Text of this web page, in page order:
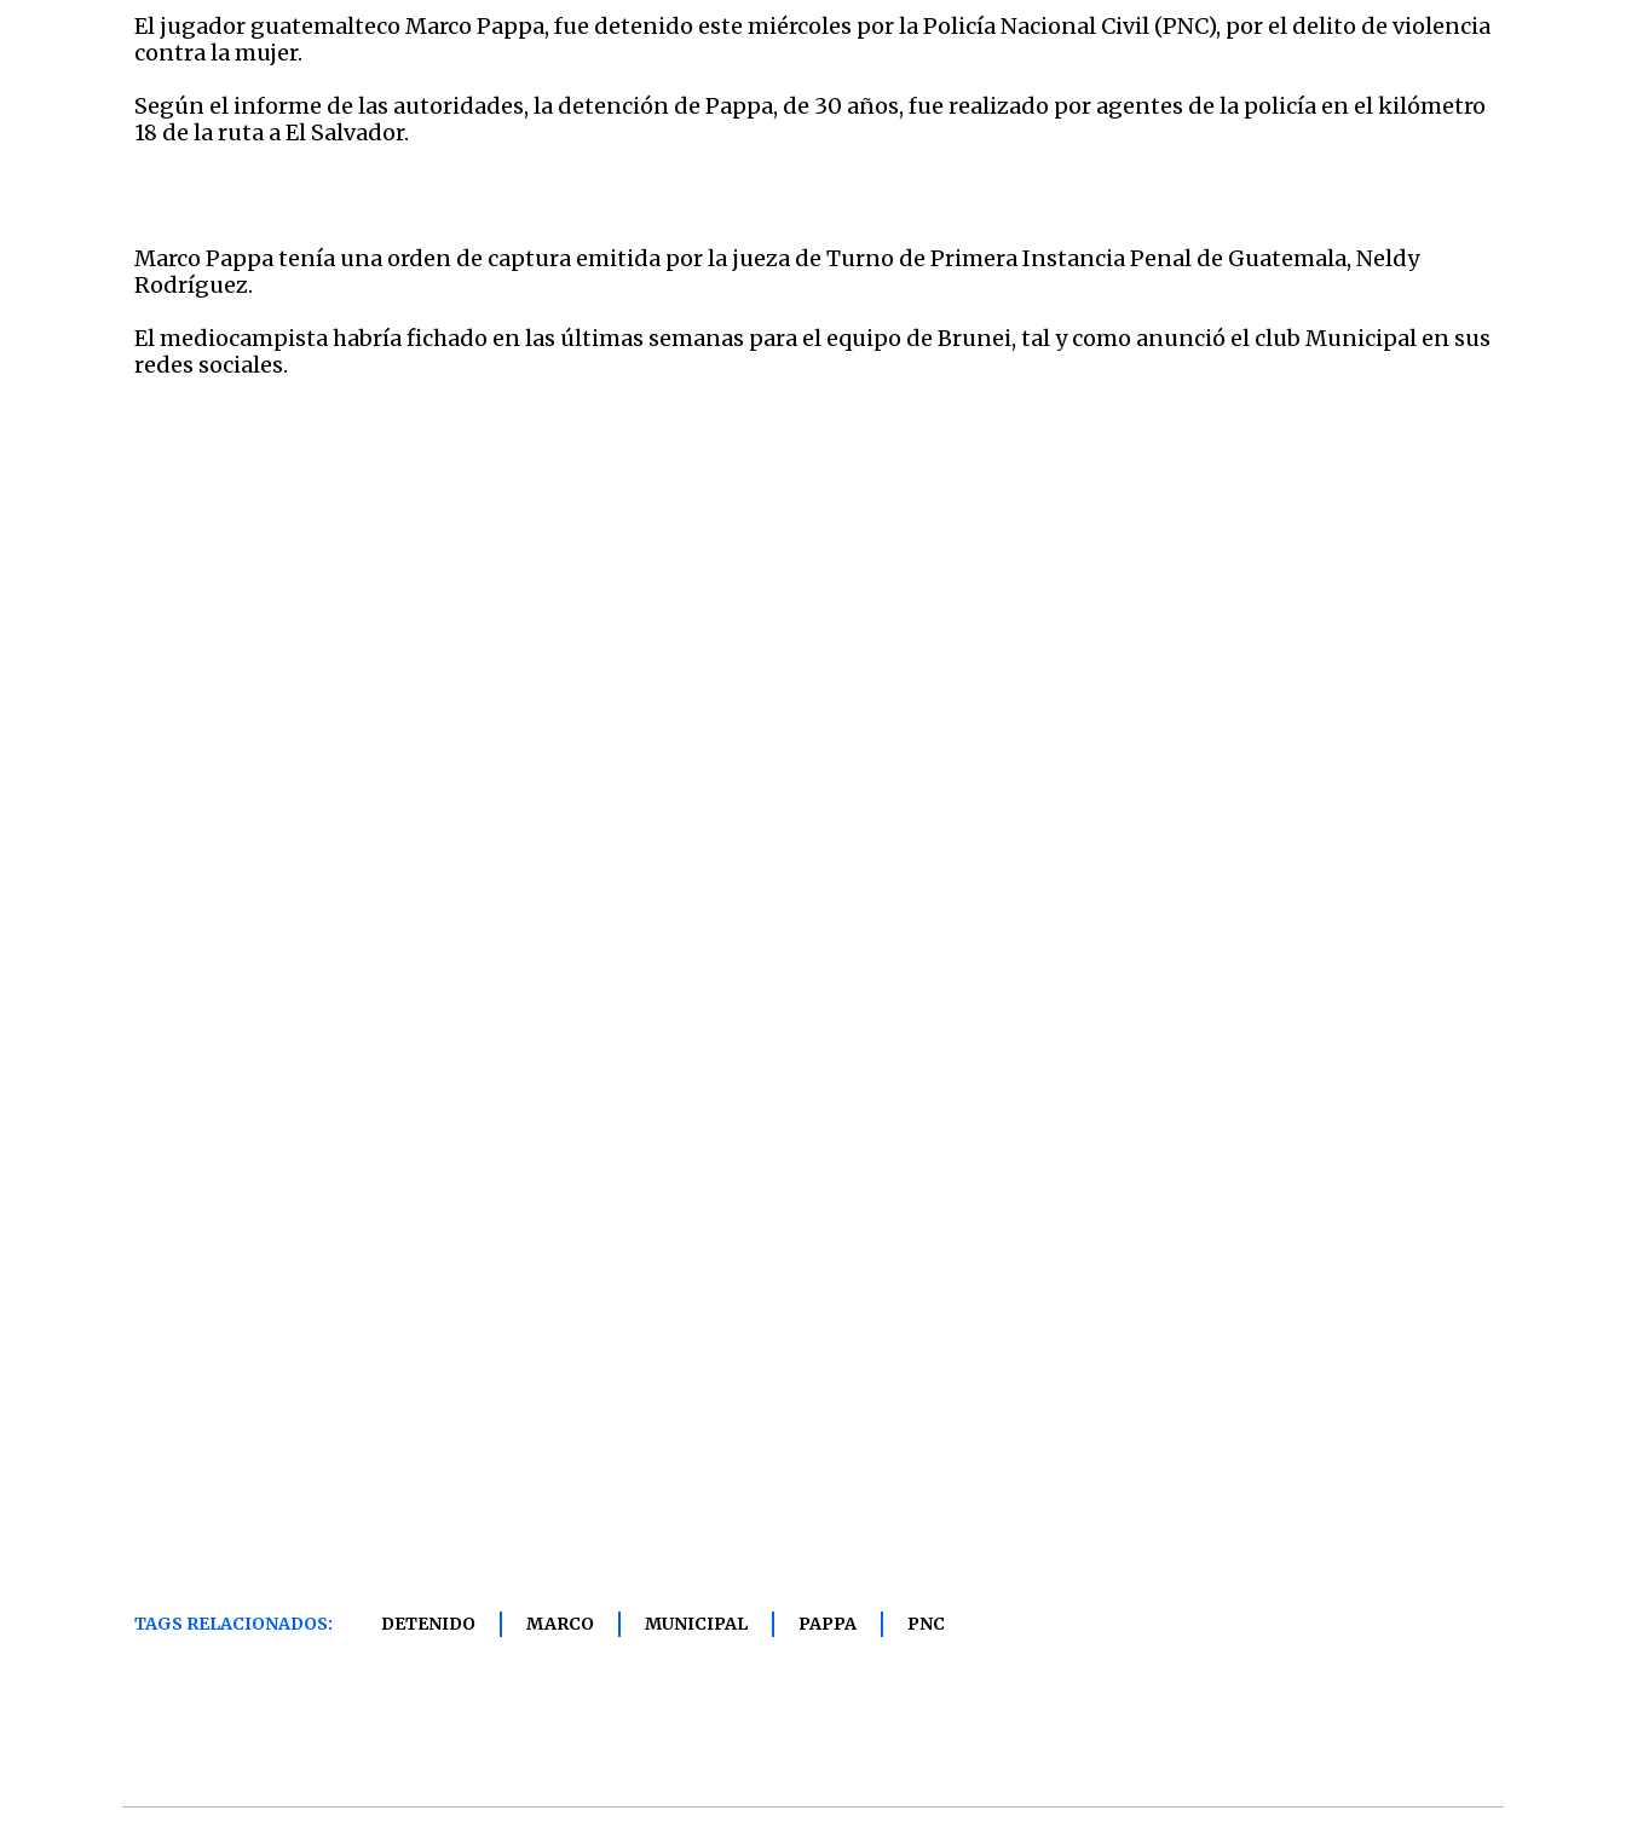
El jugador guatemalteco Marco Pappa, fue detenido este miércoles por la Policía Nacional Civil (PNC), por el delito de violencia
contra la mujer.
Según el informe de las autoridades, la detención de Pappa, de 30 años, fue realizado por agentes de la policía en el kilómetro
18 de la ruta a El Salvador.
Marco Pappa tenía una orden de captura emitida por la jueza de Turno de Primera Instancia Penal de Guatemala, Neldy
Rodríguez.
El mediocampista habría fichado en las últimas semanas para el equipo de Brunei, tal y como anunció el club Municipal en sus
redes sociales.
TAGS RELACIONADOS: DETENIDO MARCO MUNICIPAL PAPPA PNC